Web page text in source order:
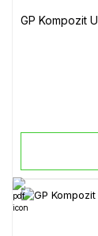
GP Kompozit